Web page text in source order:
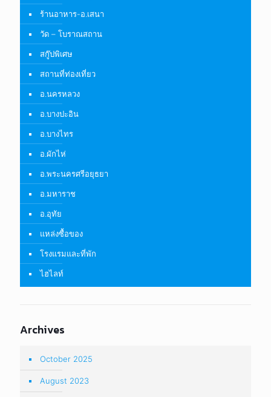
ร้านอาหาร-อ.เสนา
วัด – โบราณสถาน
สกู๊ปพิเศษ
สถานที่ท่องเที่ยว
อ.นครหลวง
อ.บางปะอิน
อ.บางไทร
อ.ผักไห่
อ.พระนครศรีอยุธยา
อ.มหาราช
อ.อุทัย
แหล่งซื้อของ
โรงแรมและที่พัก
ไฮไลท์
Archives
October 2025
August 2023